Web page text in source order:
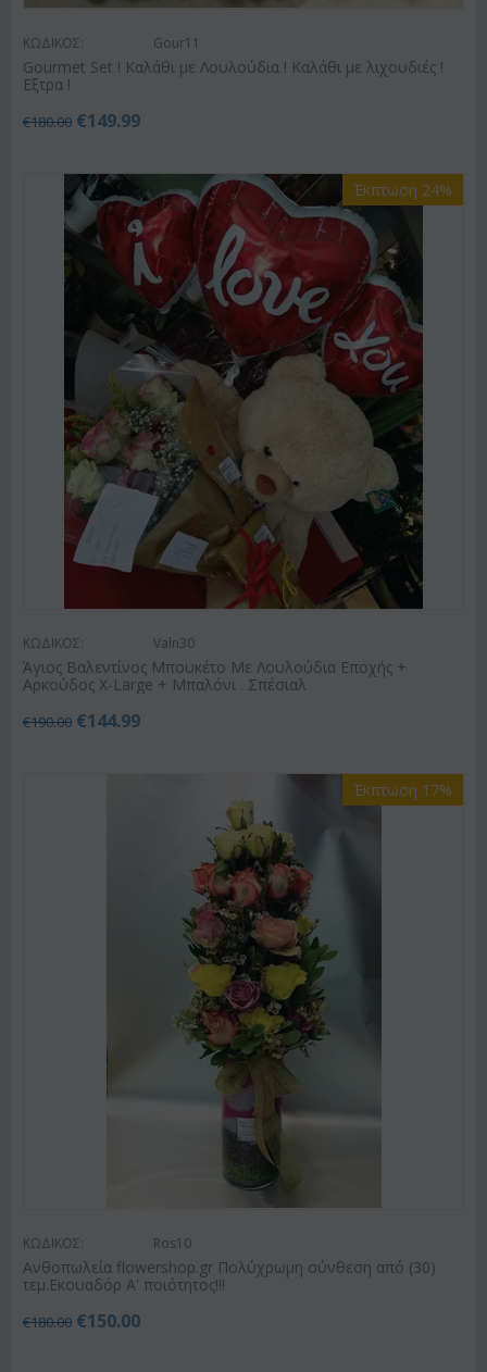
ΚΩΔΙΚΟΣ: Gour11
Gourmet Set ! Καλάθι με Λουλούδια ! Καλάθι με λιχουδιές !
Εξτρα !
€180.00 €149.99
Έκπτωση 24%
ΚΩΔΙΚΟΣ: Valn30
Άγιος Βαλεντίνος Μπουκέτο Με Λουλούδια Εποχής +
Αρκούδος X-Large + Μπαλόνι . Σπέσιαλ
€190.00 €144.99
Έκπτωση 17%
ΚΩΔΙΚΟΣ: Ros10
Ανθοπωλεία flowershop.gr Πολύχρωμη σύνθεση από (30)
τεμ.Εκουαδόρ Α' ποιότητος!!!
€180.00 €150.00